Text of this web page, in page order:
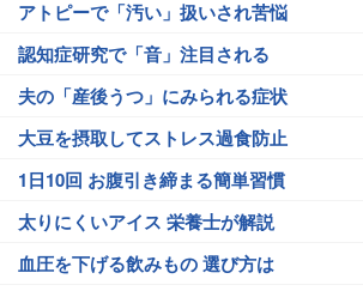
アトピーで「汚い」扱いされ苦悩
認知症研究で「音」注目される
夫の「産後うつ」にみられる症状
大豆を摂取してストレス過食防止
1日10回 お腹引き締まる簡単習慣
太りにくいアイス 栄養士が解説
血圧を下げる飲みもの 選び方は